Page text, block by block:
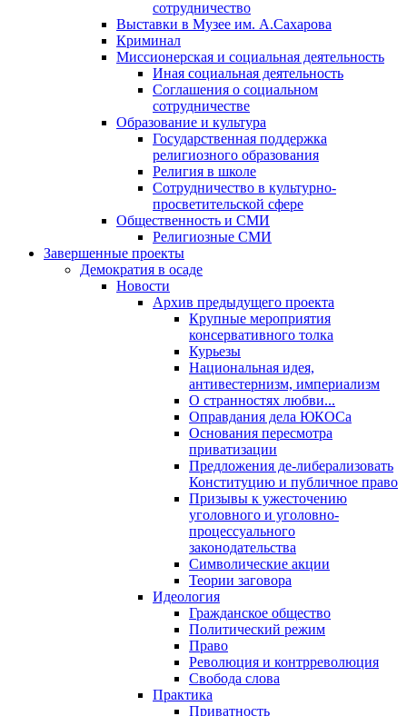
сотрудничество
Выставки в Музее им. А.Сахарова
Криминал
Миссионерская и социальная деятельность
Иная социальная деятельность
Соглашения о социальном
сотрудничестве
Образование и культура
Государственная поддержка
религиозного образования
Религия в школе
Сотрудничество в культурно-
просветительской сфере
Общественность и СМИ
Религиозные СМИ
Завершенные проекты
Демократия в осаде
Новости
Архив предыдущего проекта
Крупные мероприятия
консервативного толка
Курьезы
Национальная идея,
антивестернизм, империализм
О странностях любви...
Оправдания дела ЮКОСа
Основания пересмотра
приватизации
Предложения де-либерализовать
Конституцию и публичное право
Призывы к ужесточению
уголовного и уголовно-
процессуального
законодательства
Символические акции
Теории заговора
Идеология
Гражданское общество
Политический режим
Право
Революция и контрреволюция
Свобода слова
Практика
Приватность